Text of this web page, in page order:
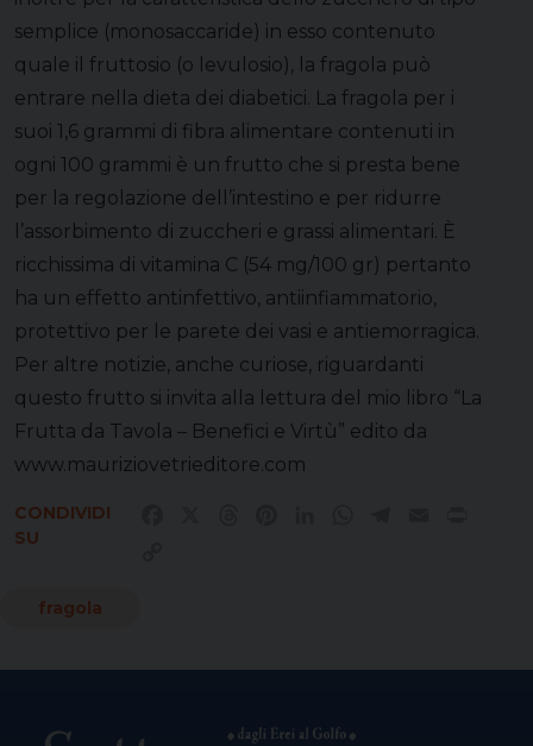
semplice (monosaccaride) in esso contenuto
quale il fruttosio (o levulosio), la fragola può
entrare nella dieta dei diabetici. La fragola per i
suoi 1,6 grammi di fibra alimentare contenuti in
ogni 100 grammi è un frutto che si presta bene
per la regolazione dell’intestino e per ridurre
l’assorbimento di zuccheri e grassi alimentari. È
ricchissima di vitamina C (54 mg/100 gr) pertanto
ha un effetto antinfettivo, antiinfiammatorio,
protettivo per le parete dei vasi e antiemorragica.
Per altre notizie, anche curiose, riguardanti
questo frutto si invita alla lettura del mio libro “La
Frutta da Tavola – Benefici e Virtù” edito da
www.mauriziovetrieditore.com
CONDIVIDI
SU
fragola